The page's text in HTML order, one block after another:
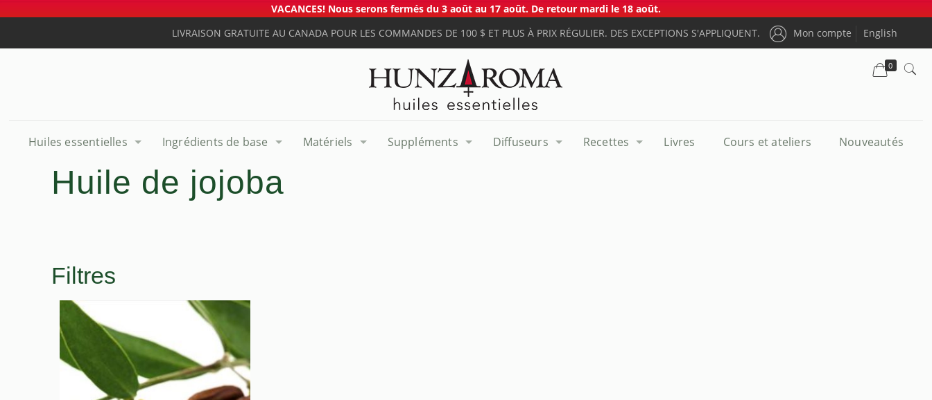
VACANCES! Nous serons fermés du 3 août au 17 août. De retour mardi le 18 août.
LIVRAISON GRATUITE AU CANADA POUR LES COMMANDES DE 100 $ ET PLUS À PRIX RÉGULIER. DES EXCEPTIONS S'APPLIQUENT.
Mon compte English
Huiles essentielles Ingrédients de base Matériels Suppléments Diffuseurs Recettes Livres Cours et ateliers Nouveautés
0
Huile de jojoba
Filtres